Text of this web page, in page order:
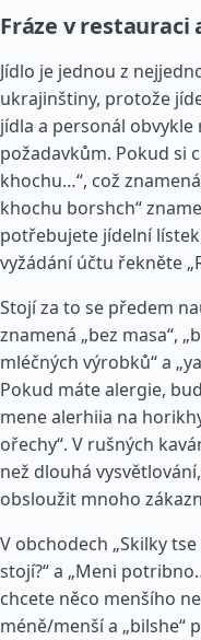
Fráze v
Jídlo je jednou z
ukrajinštiny, protože
jídla a personál
požadavkům. Pokud si
khochu…“, což
khochu borshch“
potřebujete jídelní
vyžádání účtu řekněte
Stojí za to se předem
znamená „bez masa“,
mléčných výrobků“ a
Pokud máte alergie,
mene alerhiia na
ořechy“. V rušných
než dlouhá
obsloužit mnoho
V obchodech „Skilky
stojí?“ a „Meni
chcete něco menšího
méně/menší a „bilshe“